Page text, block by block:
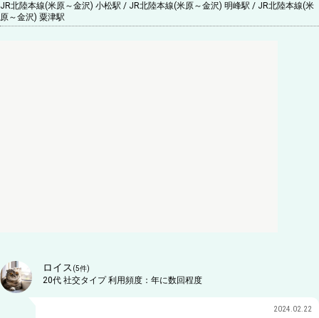
JR北陸本線(米原～金沢) 小松駅 / JR北陸本線(米原～金沢) 明峰駅 / JR北陸本線(米
原～金沢) 粟津駅
ロイス (5件)
20代 社交タイプ利用頻度： 年に数回程度
2024.02.22